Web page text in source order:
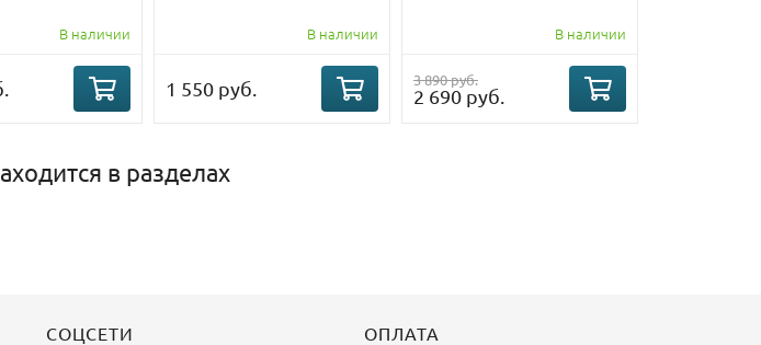
В наличии В наличии
1 550 руб.
В наличии
3 890 руб.
2 690 руб.
в разделах
СОЦСЕТИ ОПЛАТА